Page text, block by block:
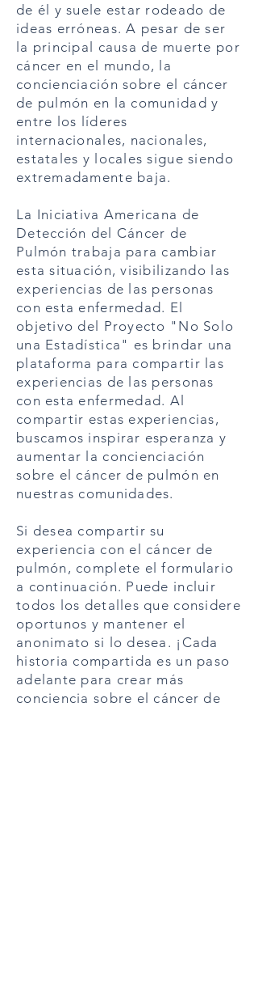
de él y suele estar rodeado de
ideas erróneas. A pesar de ser
la principal causa de muerte por
cáncer en el mundo, la
concienciación sobre el cáncer
de pulmón en la comunidad y
entre los líderes
internacionales, nacionales,
estatales y locales sigue siendo
extremadamente baja.
La Iniciativa Americana de
Detección del Cáncer de
Pulmón trabaja para cambiar
esta situación, visibilizando las
experiencias de las personas
con esta enfermedad. El
objetivo del Proyecto "No Solo
una Estadística" es brindar una
plataforma para compartir las
experiencias de las personas
con esta enfermedad. Al
compartir estas experiencias,
buscamos inspirar esperanza y
aumentar la concienciación
sobre el cáncer de pulmón en
nuestras comunidades.
Si desea compartir su
experiencia con el cáncer de
pulmón, complete el formulario
a continuación. Puede incluir
todos los detalles que considere
oportunos y mantener el
anonimato si lo desea. ¡Cada
historia compartida es un paso
adelante para crear más
conciencia sobre el cáncer de